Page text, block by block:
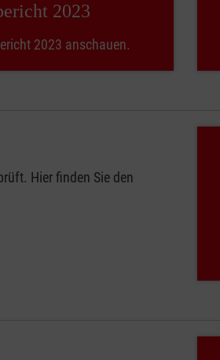
2023
2023 anschauen.
Hier finden Sie den